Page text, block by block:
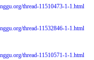
thread-11510473-1-1.html
thread-11532846-1-1.html
thread-11510571-1-1.html